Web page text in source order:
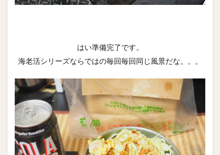
はい準備完了です。
海老活シリーズならではの毎回毎回同じ風景だな。。。